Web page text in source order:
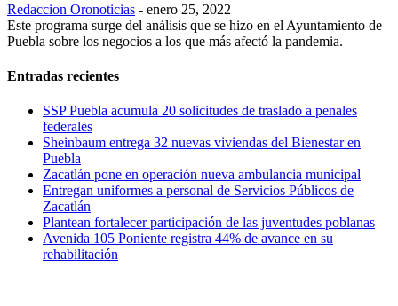
Redaccion Oronoticias - enero 25, 2022
Este programa surge del análisis que se hizo en el Ayuntamiento de
Puebla sobre los negocios a los que más afectó la pandemia.
Entradas recientes
SSP Puebla acumula 20 solicitudes de traslado a penales
federales
Sheinbaum entrega 32 nuevas viviendas del Bienestar en
Puebla
Zacatlán pone en operación nueva ambulancia municipal
Entregan uniformes a personal de Servicios Públicos de
Zacatlán
Plantean fortalecer participación de las juventudes poblanas
Avenida 105 Poniente registra 44% de avance en su
rehabilitación